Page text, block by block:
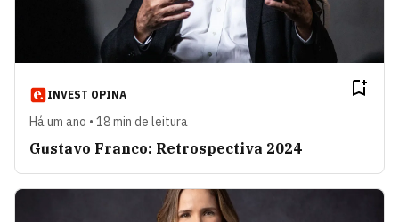
INVEST OPINA
Há um ano • 18 min de leitura
Gustavo Franco: Retrospectiva 2024